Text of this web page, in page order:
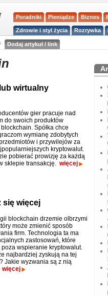
Poradniki Pieniądze Biznes
Zdrowie i styl życia Rozrywka
Dodaj artykuł / link
wirtualny
gier pracuje nad
do swoich produktów
Spółka chce
wymianę zdobytych
i przywilejów za
kryptowalut.
pobierać prowizję za każdą
sklepie transakcję. więcej
się więcej
blockchain drzemie olbrzymi
może zmienić sposób
firm. Technologia ta ma
zastosowań, które
wspieranie kryptowalut.
najbardziej zyskują na tej
Jakie wyzwania są z nią
więcej